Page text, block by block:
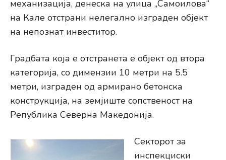
механизација, денеска на улица „Самоилова“
на Кале отстрани нелегално изграден објект
на непознат инвеститор.
Градбата која е отстранета е објект од втора
категорија, со димензии 10 метри на 5.5
метри, изграден од армирано бетонска
конструкција, на земјиште сопственост на
Република Северна Македонија.
Секторот за
инспекциски